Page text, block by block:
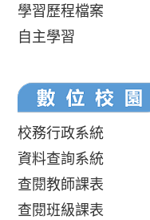
學習歷程檔案
自主學習
校務行政系統
資料查詢系統
查閱教師課表
查閱班級課表